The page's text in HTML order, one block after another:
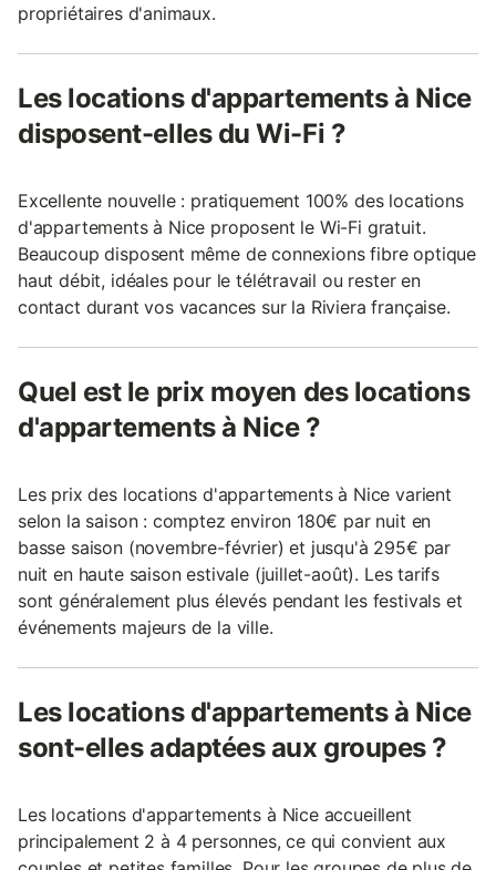
propriétaires d'animaux.
Les locations d'appartements à Nice
disposent-elles du Wi-Fi ?
Excellente nouvelle : pratiquement 100% des locations
d'appartements à Nice proposent le Wi-Fi gratuit.
Beaucoup disposent même de connexions fibre optique
haut débit, idéales pour le télétravail ou rester en
contact durant vos vacances sur la Riviera française.
Quel est le prix moyen des locations
d'appartements à Nice ?
Les prix des locations d'appartements à Nice varient
selon la saison : comptez environ 180€ par nuit en
basse saison (novembre-février) et jusqu'à 295€ par
nuit en haute saison estivale (juillet-août). Les tarifs
sont généralement plus élevés pendant les festivals et
événements majeurs de la ville.
Les locations d'appartements à Nice
sont-elles adaptées aux groupes ?
Les locations d'appartements à Nice accueillent
principalement 2 à 4 personnes, ce qui convient aux